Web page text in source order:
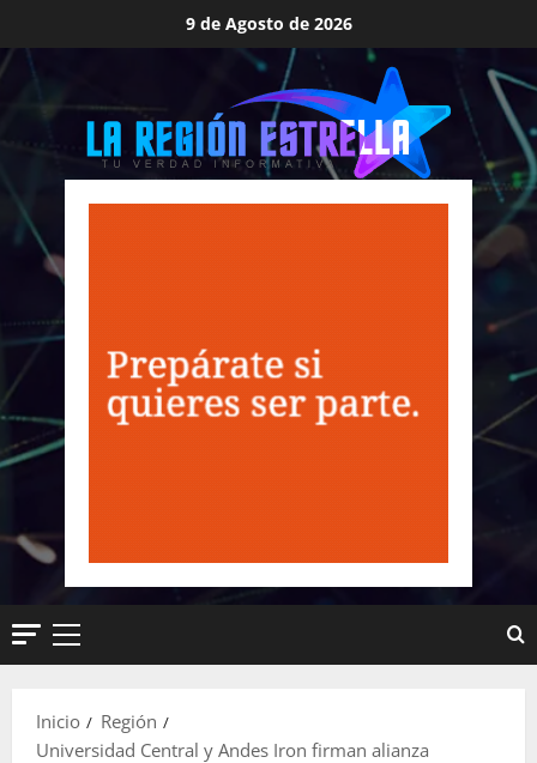
al
contenido
9 de Agosto de 2026
Menú
Inicio
Región
Universidad Central y Andes Iron firman alianza